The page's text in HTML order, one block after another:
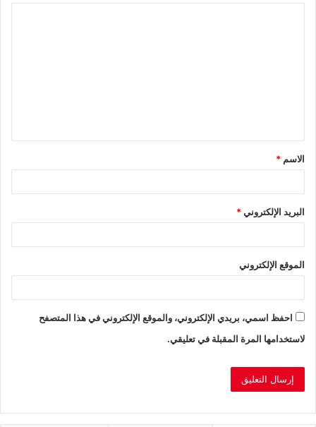
ق
*
الاسم *
البريد الإلكتروني*
الموقع الإلكتروني
احفظ اسمي، بريدي الإلكتروني، والموقع الإلكتروني في هذا المتصفح
لاستخدامها المرة المقبلة في تعليقي.